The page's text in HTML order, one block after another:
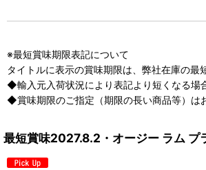
※最短賞味期限表記について
タイトルに表示の賞味期限は、弊社在庫の最
◆輸入元入荷状況により表記より短くなる場
◆賞味期限のご指定（期限の長い商品等）は
最短賞味2027.8.2・オージー ラム